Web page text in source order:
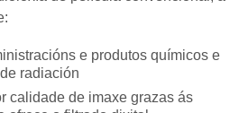
e produtos químicos e
radiación
calidade de imaxe grazas ás